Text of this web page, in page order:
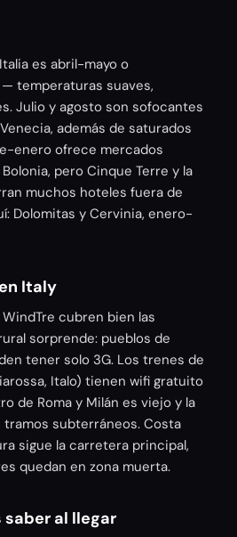
es abril-mayo o
temperaturas suaves,
Julio y agosto son sofocantes
además de saturados
enero ofrece mercados
pero Cinque Terre y la
muchos hoteles fuera de
Dolomitas y Cervinia, enero-
Italy
cubren bien las
sorprende: pueblos de
tener solo 3G. Los trenes de
Italo) tienen wifi gratuito
de Roma y Milán es viejo y la
subterráneos. Costa
sigue la carretera principal,
quedan en zona muerta.
al llegar